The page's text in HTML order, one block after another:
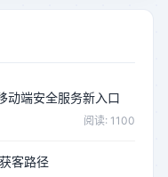
动端安全服务新入口
阅读: 1100
客路径